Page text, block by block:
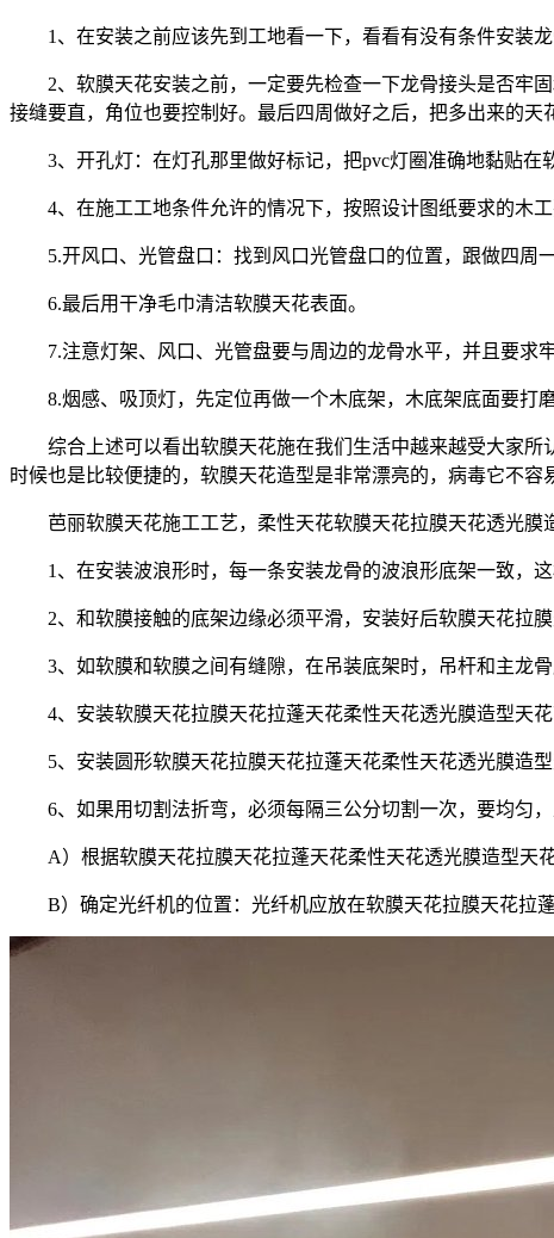
1、在安装之前应该先到工地看一下，看看有没有条件安装
2、软膜天花安装之前，一定要先检查一下龙骨接头是否牢
接缝要直，角位也要控制好。最后四周做好之后，把多出来的天
3、开孔灯：在灯孔那里做好标记，把pvc灯圈准确地黏贴在
4、在施工工地条件允许的情况下，按照设计图纸要求的木
5.开风口、光管盘口：找到风口光管盘口的位置，跟做四周
6.最后用干净毛巾清洁软膜天花表面。
7.注意灯架、风口、光管盘要与周边的龙骨水平，并且要求
8.烟感、吸顶灯，先定位再做一个木底架，木底架底面要打
综合上述可以看出软膜天花施在我们生活中越来越受大家
时候也是比较便捷的，软膜天花造型是非常漂亮的，病毒它不
芭丽软膜天花施工工艺，柔性天花软膜天花拉膜天花透光
1、在安装波浪形时，每一条安装龙骨的波浪形底架一致，
2、和软膜接触的底架边缘必须平滑，安装好后软膜天花拉
3、如软膜和软膜之间有缝隙，在吊装底架时，吊杆和主龙
4、安装软膜天花拉膜天花拉蓬天花柔性天花透光膜造型天
5、安装圆形软膜天花拉膜天花拉蓬天花柔性天花透光膜造
6、如果用切割法折弯，必须每隔三公分切割一次，要均匀
A）根据软膜天花拉膜天花拉蓬天花柔性天花透光膜造型天
B）确定光纤机的位置：光纤机应放在软膜天花拉膜天花拉